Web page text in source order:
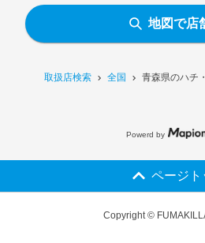
取扱店検索 全国 青森県のハチ
地図で店
Powerd by
ページト
Copyright ©